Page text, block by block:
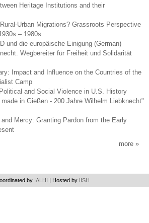
Heritage Institutions and their
Urban Migrations? Grassroots Perspective
– 1980s
und die europäische Einigung (German)
Wegbereiter für Freiheit und Solidarität
Impact and Influence on the Countries of the
Camp
and Social Violence in U.S. History
in Gießen - 200 Jahre Wilhelm Liebknecht"
Mercy: Granting Pardon from the Early
more
by IALHI | Hosted by IISH